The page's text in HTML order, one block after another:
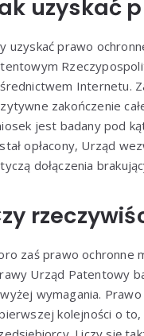
uzyskać
uzyskać prawo
Internetu.
zakończenie
jest badany pod
opłacony, Urząd
dołączenia
zaś prawo ochronne
Urząd Patentowy
wymagania.
kolejności o to,